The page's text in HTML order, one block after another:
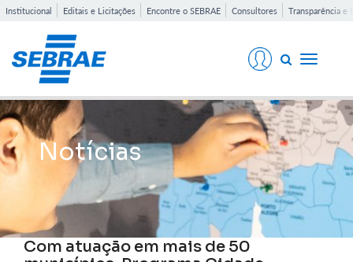
Institucional Editais e Licitações Encontre o SEBRAE Consultores Transparência e
Toggle
Notícias
Com atuação em mais de 50